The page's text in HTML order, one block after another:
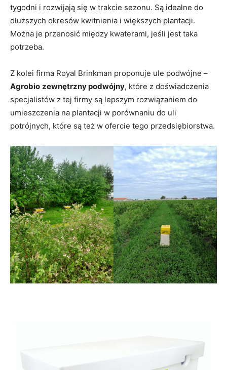
tygodni i rozwijają się w trakcie sezonu. Są idealne do
dłuższych okresów kwitnienia i większych plantacji.
Można je przenosić między kwaterami, jeśli jest taka
potrzeba.
Z kolei firma Royal Brinkman proponuje ule podwójne –
Agrobio zewnętrzny podwójny, które z doświadczenia
specjalistów z tej firmy są lepszym rozwiązaniem do
umieszczenia na plantacji w porównaniu do uli
potrójnych, które są też w ofercie tego przedsiębiorstwa.